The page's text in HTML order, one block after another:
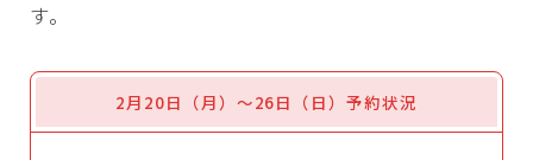
す。
2月20日（月）〜26日（日）予約状況